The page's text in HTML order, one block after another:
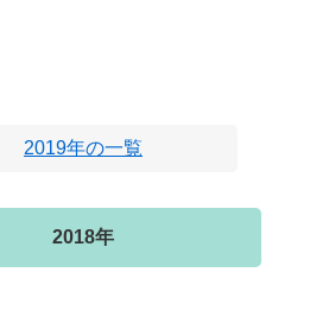
2019年の一覧
2018年